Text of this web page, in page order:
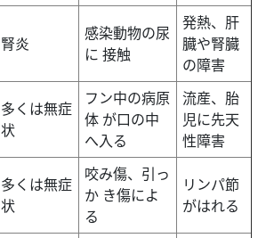
腎炎
感染動物の尿
に 接触
発熱、肝
臓や腎臓
の障害
多くは無症
状
フン中の病原
体 が口の中
へ入る
流産、胎
児に先天
性障害
多くは無症
状
咬み傷、引っ
か き傷によ
る
リンパ節
がはれる